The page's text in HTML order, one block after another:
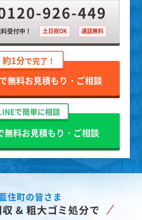
926-449
受付中！ 土日祝OK 通話無料
約1分で完了！
無料お見積もり・ご相談
で簡単に相談
無料お見積もり・ご相談
住町の皆さま
& 粗大ゴミ処分で